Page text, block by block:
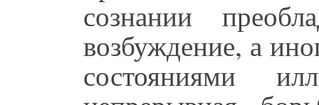
сознании
возбуждение, а
состояниями